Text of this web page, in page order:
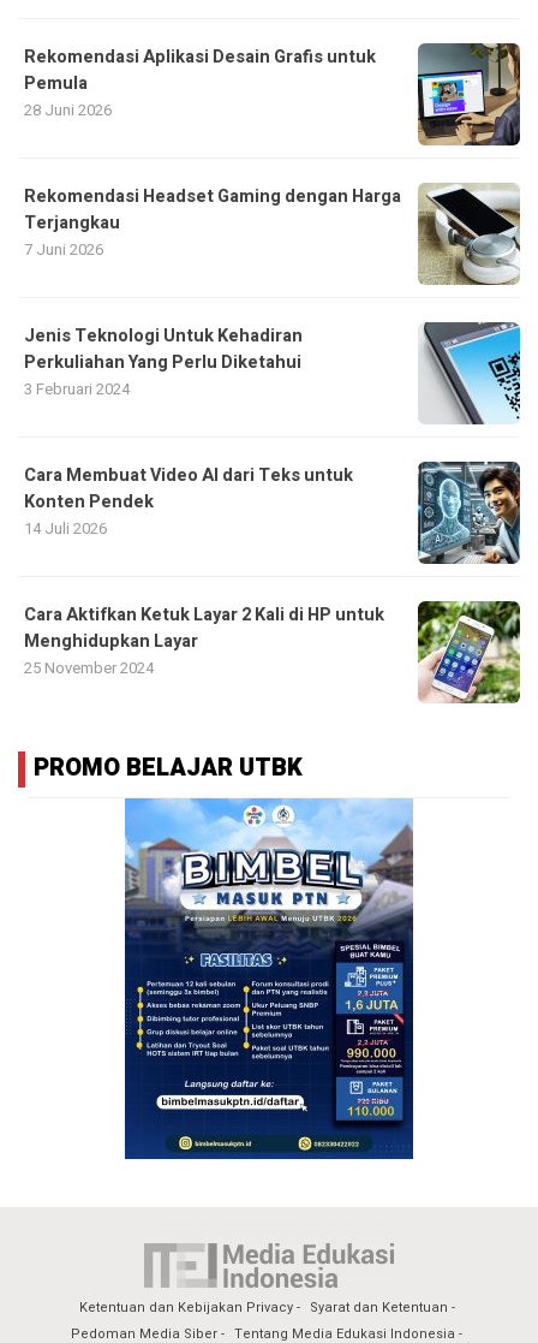
Rekomendasi Aplikasi Desain Grafis untuk
Pemula
28 Juni 2026
Rekomendasi Headset Gaming dengan Harga
Terjangkau
7 Juni 2026
Jenis Teknologi Untuk Kehadiran
Perkuliahan Yang Perlu Diketahui
3 Februari 2024
Cara Membuat Video AI dari Teks untuk
Konten Pendek
14 Juli 2026
Cara Aktifkan Ketuk Layar 2 Kali di HP untuk
Menghidupkan Layar
25 November 2024
PROMO BELAJAR UTBK
Ketentuan dan Kebijakan Privacy
Syarat dan Ketentuan
Pedoman Media Siber
Tentang Media Edukasi Indonesia